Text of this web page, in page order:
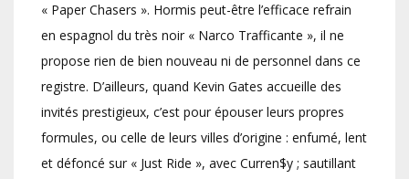
« Paper Chasers ». Hormis peut-être l’efficace refrain
en espagnol du très noir « Narco Trafficante », il ne
propose rien de bien nouveau ni de personnel dans ce
registre. D’ailleurs, quand Kevin Gates accueille des
invités prestigieux, c’est pour épouser leurs propres
formules, ou celle de leurs villes d’origine : enfumé, lent
et défoncé sur « Just Ride », avec Curren$y ; sautillant